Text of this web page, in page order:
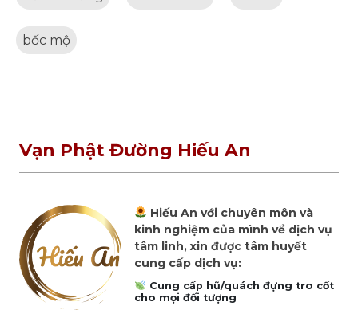
bốc mộ
Vạn Phật Đường Hiếu An
Hiếu An với chuyên môn và
kinh nghiệm của mình về dịch vụ
tâm linh, xin được tâm huyết
cung cấp dịch vụ:
Cung cấp hũ/quách đựng tro cốt
cho mọi đối tượng